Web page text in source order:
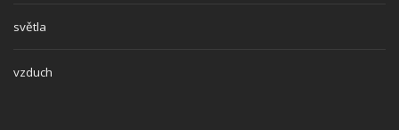
světla
vzduch